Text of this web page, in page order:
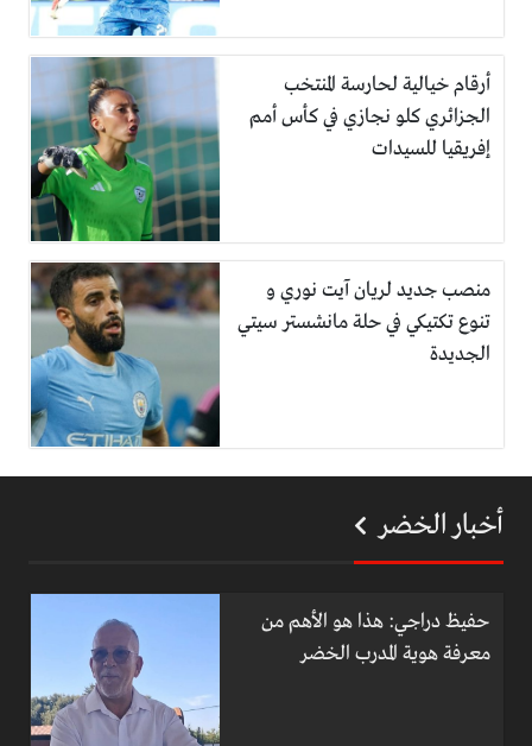
أرقام خيالية لحارسة المنتخب
الجزائري كلو نجازي في كأس أمم
إفريقيا للسيدات
منصب جديد لريان آيت نوري و
تنوع تكتيكي في حلة مانشستر سيتي
الجديدة
أخبار الخضر
حفيظ دراجي: هذا هو الأهم من
معرفة هوية المدرب الخضر